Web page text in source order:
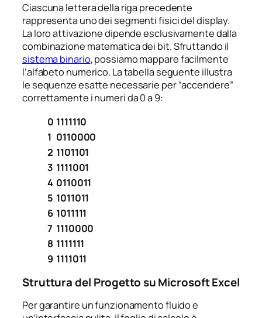
Ciascuna lettera della riga precedente
rappresenta uno dei segmenti fisici del display.
La loro attivazione dipende esclusivamente dalla
combinazione matematica dei bit. Sfruttando il
sistema binario, possiamo mappare facilmente
l’alfabeto numerico. La tabella seguente illustra
le sequenze esatte necessarie per “accendere”
correttamente i numeri da 0 a 9:
0 1111110
1 0110000
2 1101101
3 1111001
4 0110011
5 1011011
6 1011111
7 1110000
8 1111111
9 1111011
Struttura del Progetto su Microsoft Excel
Per garantire un funzionamento fluido e